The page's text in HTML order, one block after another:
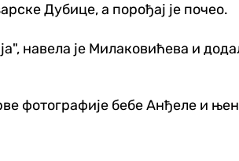
Дубице, а порођај је почео.
навела је Милаковићева и
фотографије бебе Анђеле и